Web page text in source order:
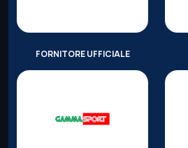
FORNITORE UFFICIALE